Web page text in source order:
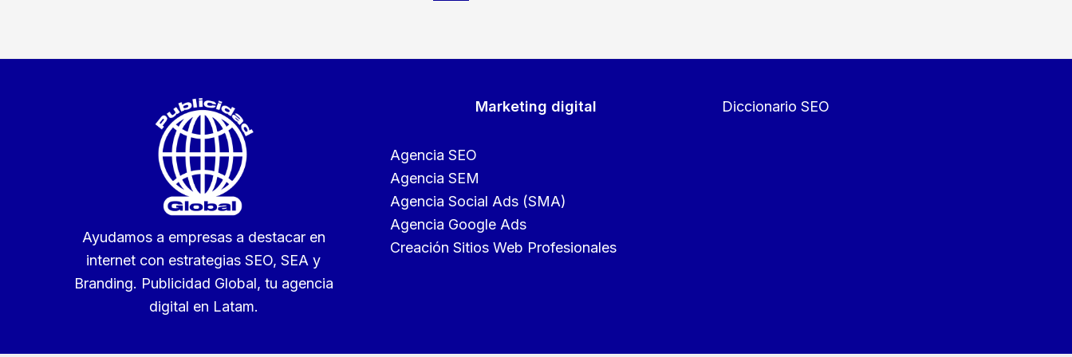
Ayudamos a empresas a destacar en
internet con estrategias SEO, SEA y
Branding. Publicidad Global, tu agencia
digital en Latam.
Marketing digital
Agencia SEO
Agencia SEM
Agencia Social Ads (SMA)
Agencia Google Ads
Creación Sitios Web Profesionales
Diccionario SEO